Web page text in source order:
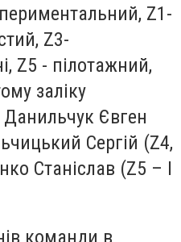
Z1-
Z3-
Z5 - пілотажний,
заліку
Євген
Сергій (Z4,
Станіслав (Z5 – І
команди в